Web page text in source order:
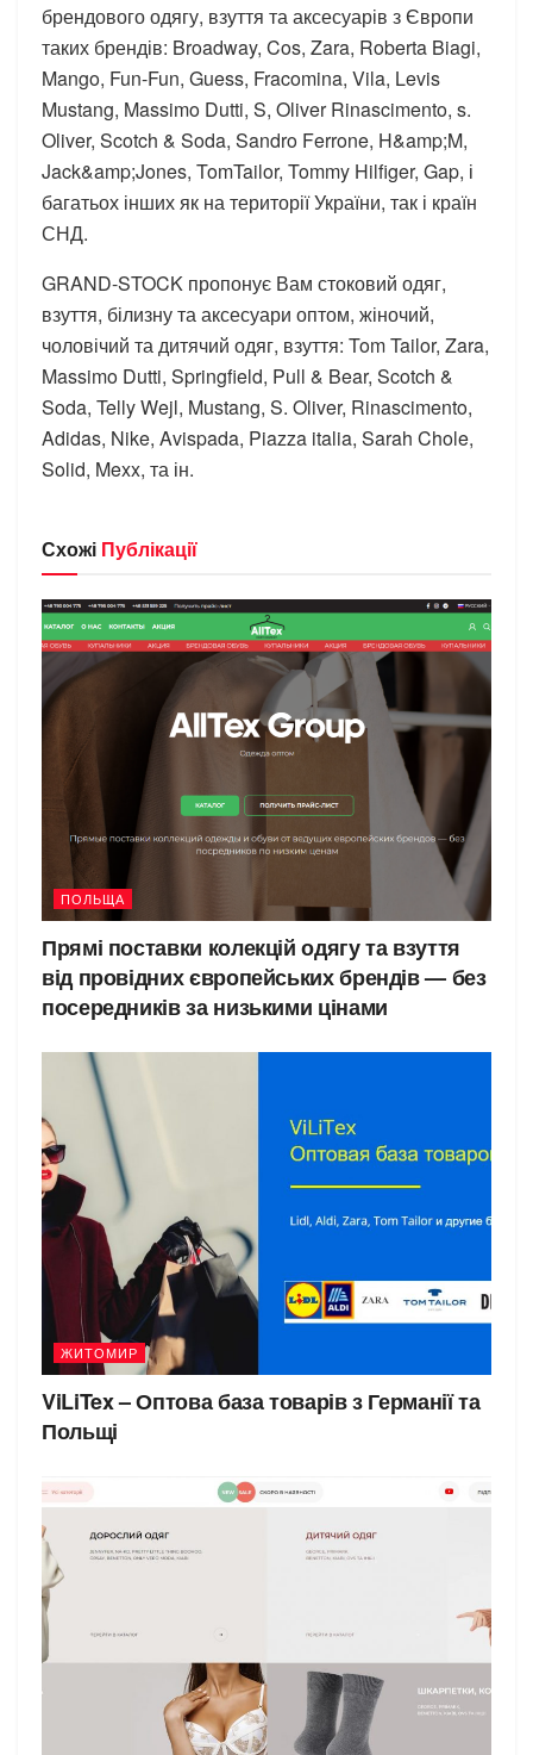
брендового одягу, взуття та аксесуарів з Європи
таких брендів: Broadway, Cos, Zara, Roberta Biagi,
Mango, Fun-Fun, Guess, Fracomina, Vila, Levis
Mustang, Massimo Dutti, S, Oliver Rinascimento, s.
Oliver, Scotch & Soda, Sandro Ferrone, H&amp;M,
Jack&amp;Jones, TomTailor, Tommy Hilfiger, Gap, і
багатьох інших як на території України, так і країн
СНД.
GRAND-STOCK пропонує Вам стоковий одяг,
взуття, білизну та аксесуари оптом, жіночий,
чоловічий та дитячий одяг, взуття: Tom Tailor, Zara,
Massimo Dutti, Springfield, Pull & Bear, Scotch &
Soda, Telly Wejl, Mustang, S. Oliver, Rinascimento,
Adidas, Nike, Avispada, Piazza italia, Sarah Chole,
Solid, Mexx, та ін.
Схожі Публікації
ПОЛЬЩА
Прямі поставки колекцій одягу та взуття
від провідних європейських брендів — без
посередників за низькими цінами
ЖИТОМИР
ViLiTex – Оптова база товарів з Германії та
Польщі